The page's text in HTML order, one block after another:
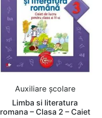
Auxiliare şcolare
Limba si literatura
romana – Clasa 2 – Caiet